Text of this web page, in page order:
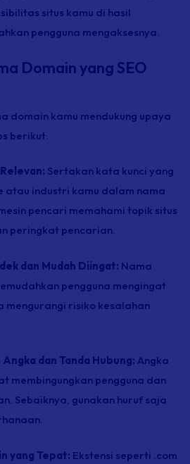
situs kamu di hasil
pengguna mengaksesnya.
Domain yang SEO
domain kamu mendukung upaya
berikut:
Sertakan kata kunci yang
atau industri kamu dalam nama
pencari memahami topik situs
peringkat pencarian.
dan Mudah Diingat: Nama
pengguna mengingat
mengurangi risiko kesalahan
dan Tanda Hubung: Angka
membingungkan pengguna dan
Sebaiknya, gunakan huruf saja
yang Tepat: Ekstensi seperti .com